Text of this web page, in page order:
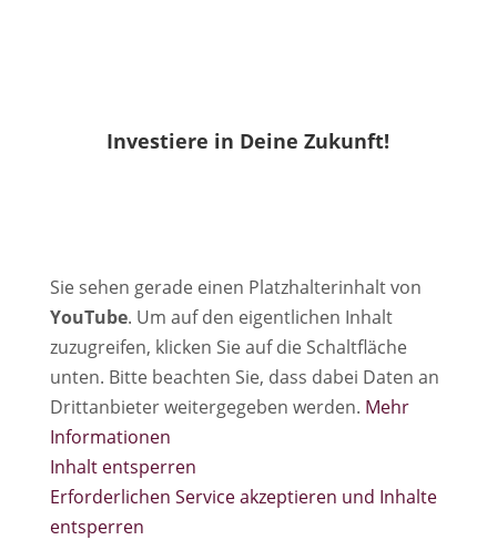
Investiere in Deine Zukunft!
Sie sehen gerade einen Platzhalterinhalt von
YouTube. Um auf den eigentlichen Inhalt
zuzugreifen, klicken Sie auf die Schaltfläche
unten. Bitte beachten Sie, dass dabei Daten an
Drittanbieter weitergegeben werden. Mehr
Informationen
Inhalt entsperren
Erforderlichen Service akzeptieren und Inhalte
entsperren